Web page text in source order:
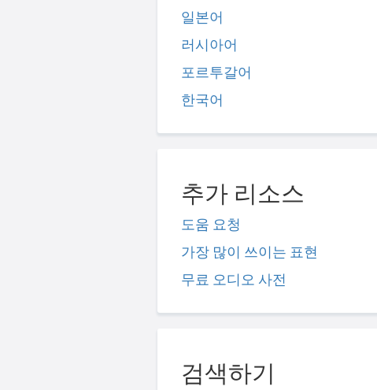
일본어
러시아어
포르투갈어
한국어
추가 리소스
도움 요청
가장 많이 쓰이는 표현
무료 오디오 사전
검색하기